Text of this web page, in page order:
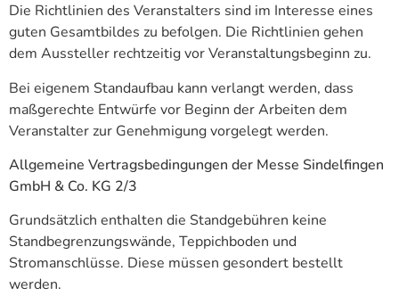
Die Richtlinien des Veranstalters sind im Interesse eines
guten Gesamtbildes zu befolgen. Die Richtlinien gehen
dem Aussteller rechtzeitig vor Veranstaltungsbeginn zu.
Bei eigenem Standaufbau kann verlangt werden, dass
maßgerechte Entwürfe vor Beginn der Arbeiten dem
Veranstalter zur Genehmigung vorgelegt werden.
Allgemeine Vertragsbedingungen der Messe Sindelfingen
GmbH & Co. KG 2/3
Grundsätzlich enthalten die Standgebühren keine
Standbegrenzungswände, Teppichboden und
Stromanschlüsse. Diese müssen gesondert bestellt
werden.